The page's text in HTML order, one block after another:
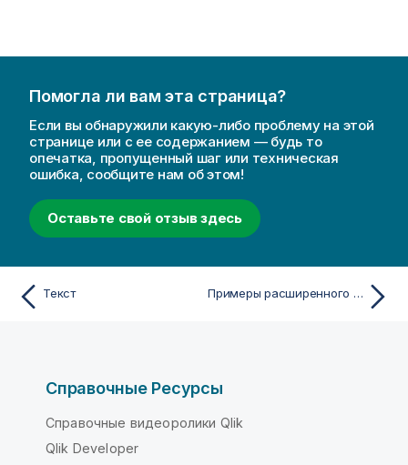
Помогла ли вам эта страница?
Если вы обнаружили какую-либо проблему на этой
странице или с ее содержанием — будь то
опечатка, пропущенный шаг или техническая
ошибка, сообщите нам об этом!
Оставьте свой отзыв здесь
Текст Примеры расширенного режима матричного контейнера
Справочные Ресурсы
Справочные видеоролики Qlik
Qlik Developer